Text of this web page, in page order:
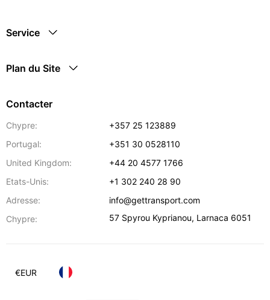
Service
Plan du Site
Contacter
Chypre:
+357 25 123889
Portugal:
+351 30 0528110
United Kingdom:
+44 20 4577 1766
Etats-Unis:
+1 302 240 28 90
Adresse:
info@gettransport.com
Chypre:
57 Spyrou Kyprianou, Larnaca 6051
€EUR